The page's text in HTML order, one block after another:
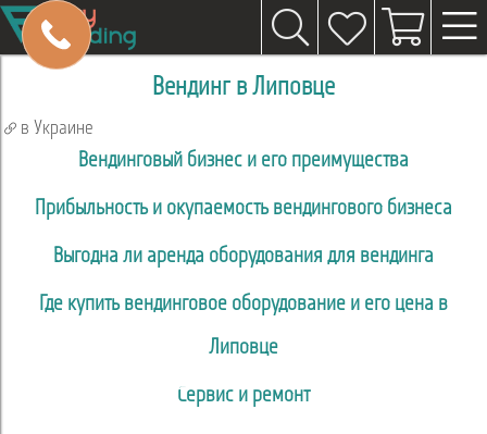
Вендинг в Липовце
в Украине
Вендинговый бизнес и его преимущества
Прибыльность и окупаемость вендингового бизнеса
Выгодна ли аренда оборудования для вендинга
Где купить вендинговое оборудование и его цена в
Липовце
Сервис и ремонт